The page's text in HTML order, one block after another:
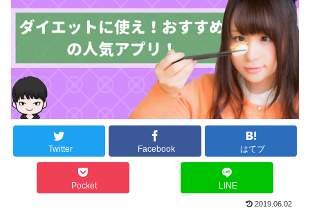
Twitter Facebook はてブ
Pocket LINE
2019.06.02